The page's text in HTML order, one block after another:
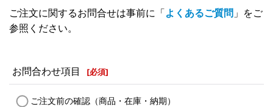
ご注文に関するお問合せは事前に「よくあるご質問 」をご
参照ください。
お問合わせ項目 [必須]
ご注文前の確認（商品・在庫・納期）